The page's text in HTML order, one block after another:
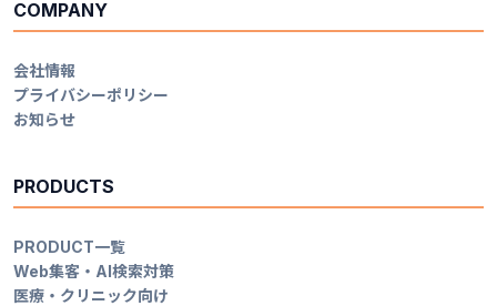
COMPANY
会社情報
プライバシーポリシー
お知らせ
PRODUCTS
PRODUCT一覧
Web集客・AI検索対策
医療・クリニック向け